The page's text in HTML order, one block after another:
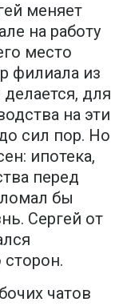
меняет
на работу
место
филиала из
для
на эти
сил пор. Но
ипотека,
перед
бы
Сергей от
чатов